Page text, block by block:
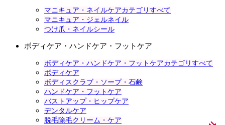
マニキュア・ネイルケアカテゴリすべて
マニキュア・ジェルネイル
つけ爪・ネイルシール
ボディケア・ハンドケア・フットケア
ボディケア・ハンドケア・フットケアカテゴリすべて
ボディケア
ボディスクラブ・ソープ・石鹸
ハンドケア・フットケア
バストアップ・ヒップケア
デンタルケア
脱毛除毛クリーム・ケア